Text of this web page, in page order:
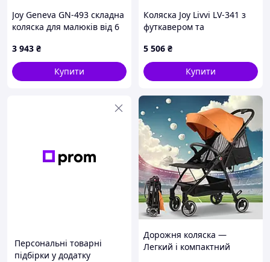
Joy Geneva GN-493 складна
коляска для малюків від 6
3 943 ₴
Купити
Коляска Joy Livvi LV-341 з
футкавером та
5 506 ₴
Купити
Персональні товарні
підбірки у додатку
Дорожня коляска —
Легкий і компактний